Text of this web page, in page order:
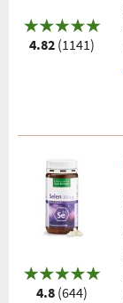
4.82 (1141)
4.8 (644)